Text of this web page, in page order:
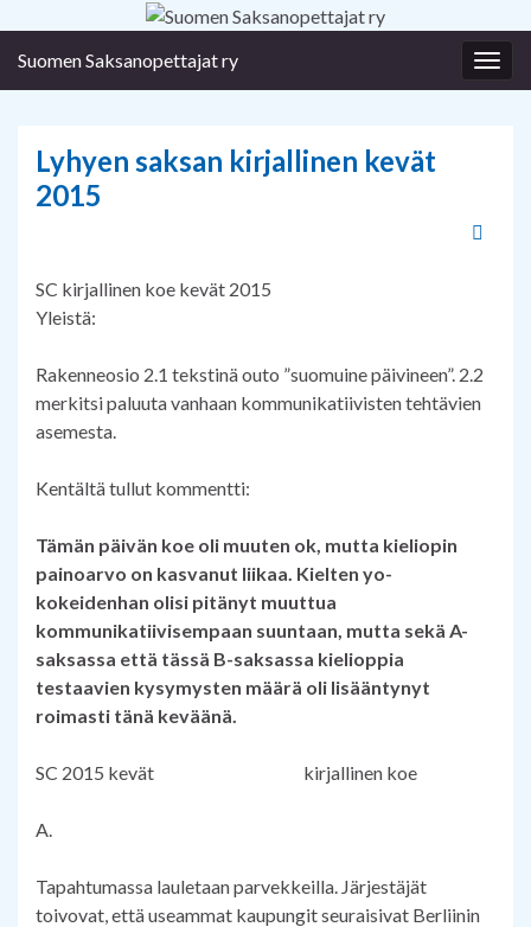
Suomen Saksanopettajat ry
Lyhyen saksan kirjallinen kevät
2015
SC kirjallinen koe kevät 2015
Yleistä:
Rakenneosio 2.1 tekstinä outo ”suomuine päivineen”. 2.2
merkitsi paluuta vanhaan kommunikatiivisten tehtävien
asemesta.
Kentältä tullut kommentti:
Tämän päivän koe oli muuten ok, mutta kieliopin
painoarvo on kasvanut liikaa. Kielten yo-
kokeidenhan olisi pitänyt muuttua
kommunikatiivisempaan suuntaan, mutta sekä A-
saksassa että tässä B-saksassa kielioppia
testaavien kysymysten määrä oli lisääntynyt
roimasti tänä keväänä.
SC 2015 kevät kirjallinen koe
A.
Tapahtumassa lauletaan parvekkeilla. Järjestäjät
toivovat, että useammat kaupungit seuraisivat Berliinin